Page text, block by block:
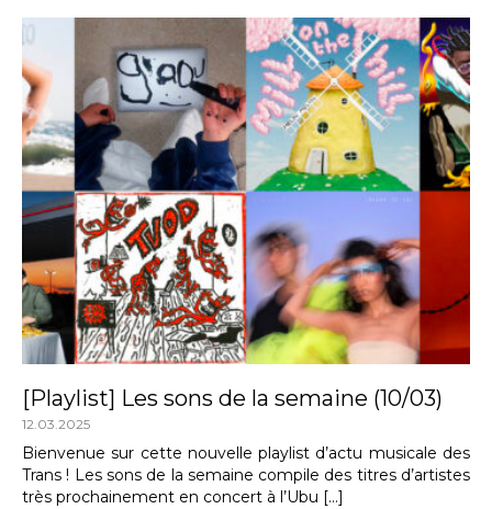
[Playlist] Les sons de la semaine (10/03)
12.03.2025
Bienvenue sur cette nouvelle playlist d’actu musicale des
Trans ! Les sons de la semaine compile des titres d’artistes
très prochainement en concert à l’Ubu […]